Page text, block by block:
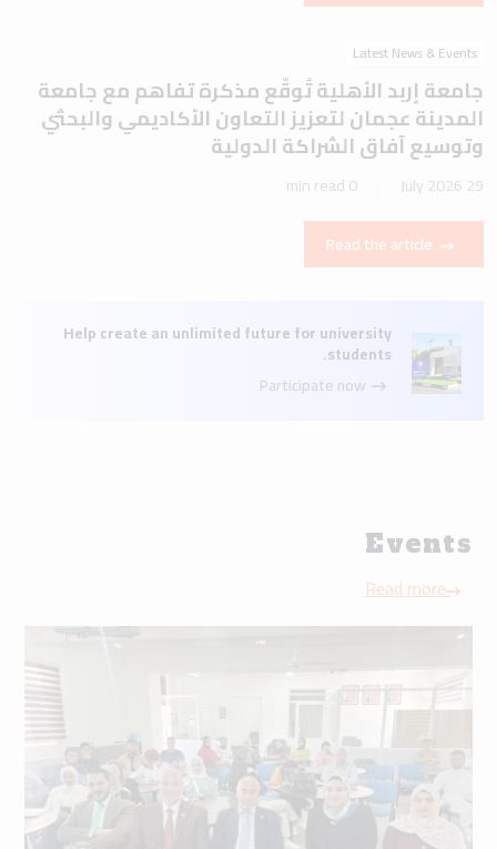
Latest News & Events
جامعة إربد الأهلية تُوقّع مذكرة تفاهم مع جامعة
المدينة عجمان لتعزيز التعاون الأكاديمي والبحثي
وتوسيع آفاق الشراكة الدولية
29 July 2026
0 min read
Read the article
Help create an unlimited future for university
students.
Participate now
Events
Read more